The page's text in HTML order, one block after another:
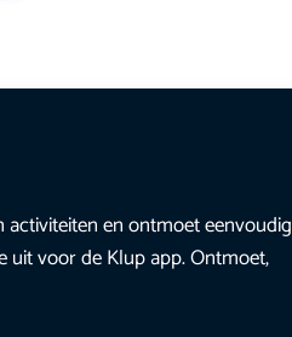
en ontmoet eenvoudig
uit voor de Klup app. Ontmoet,